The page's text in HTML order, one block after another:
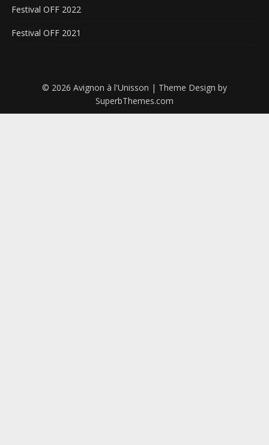
Festival OFF 2022
Festival OFF 2021
© 2026 Avignon à l'Unisson | Theme Design by
SuperbThemes.com